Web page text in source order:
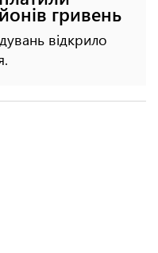
гривень
відкрило